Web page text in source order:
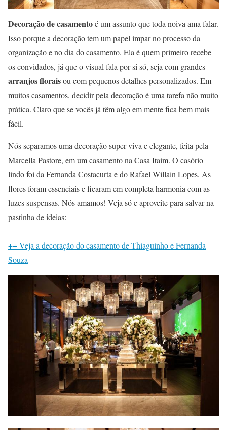
Decoração de casamentoé um assunto que toda noiva ama falar.
Isso porque a decoração tem um papel ímpar no processo da
organização e no dia do casamento. Ela é quem primeiro recebe
os convidados, já que o visual fala por si só, seja com grandes
arranjos floraisou com pequenos detalhes personalizados. Em
muitos casamentos, decidir pela decoração é uma tarefa não muito
prática. Claro que se vocês já têm algo em mente fica bem mais
fácil.
Nós separamos uma decoração super viva e elegante, feita pela
Marcella Pastore, em um casamento na Casa Itaim. O casório
lindo foi da Fernanda Costacurta e do Rafael Willain Lopes. As
flores foram essenciais e ficaram em completa harmonia com as
luzes suspensas. Nós amamos! Veja só e aproveite para salvar na
pastinha de ideias:
++ Veja a decoração do casamento de Thiaguinho e Fernanda
Souza